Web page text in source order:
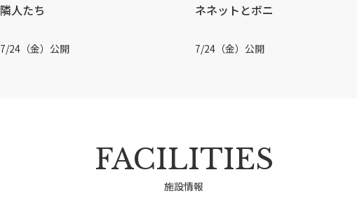
隣人たち
7/24（金）公開
ネネットとボニ
7/24（金）公開
FACILITIES
施設情報